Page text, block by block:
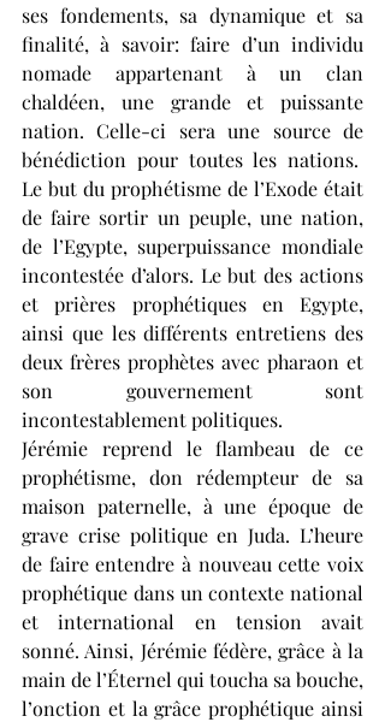
ses fondements, sa dynamique et sa
finalité, à savoir: faire d’un individu
nomade appartenant à un clan
chaldéen, une grande et puissante
nation. Celle-ci sera une source de
bénédiction pour toutes les nations.
Le but du prophétisme de l’Exode était
de faire sortir un peuple, une nation,
de l’Egypte, superpuissance mondiale
incontestée d’alors. Le but des actions
et prières prophétiques en Egypte,
ainsi que les différents entretiens des
deux frères prophètes avec pharaon et
son gouvernement sont
incontestablement politiques.
Jérémie reprend le flambeau de ce
prophétisme, don rédempteur de sa
maison paternelle, à une époque de
grave crise politique en Juda. L’heure
de faire entendre à nouveau cette voix
prophétique dans un contexte national
et international en tension avait
sonné. Ainsi, Jérémie fédère, grâce à la
main de l’Éternel qui toucha sa bouche,
l’onction et la grâce prophétique ainsi